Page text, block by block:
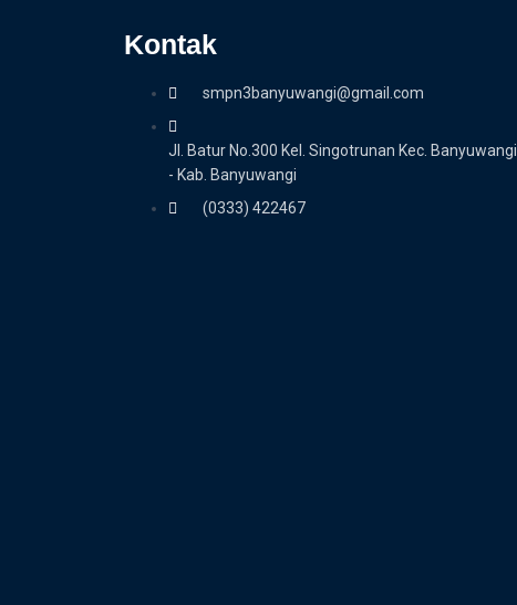
Kontak
smpn3banyuwangi@gmail.com
Jl. Batur No.300 Kel. Singotrunan Kec. Banyuwangi
- Kab. Banyuwangi
(0333) 422467